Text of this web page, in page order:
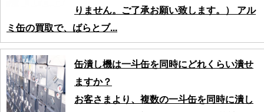
りません。ご了承お願い致します。） アル
ミ缶の買取で、ばらとブ...
缶潰し機は一斗缶を同時にどれくらい潰せ
ますか？
お客さまより、複数の一斗缶を同時に潰し